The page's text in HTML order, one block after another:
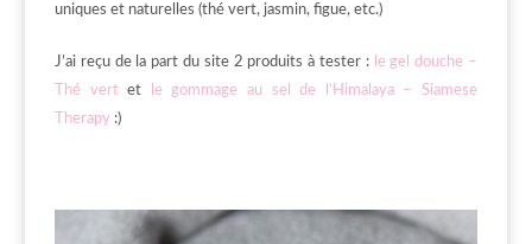
uniques et naturelles (thé vert, jasmin, figue, etc.)
J’ai reçu de la part du site 2 produits à tester : le gel douche –
Thé vertet
le gommage au sel de l’Himalaya – Siamese
Therapy :)